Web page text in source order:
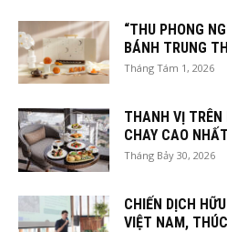
“THU PHONG
BÁNH TRUNG
Tháng Tám 1, 2026
THANH VỊ TRÊN
CHAY CAO
Tháng Bảy 30, 2026
CHIẾN DỊCH
VIỆT NAM,